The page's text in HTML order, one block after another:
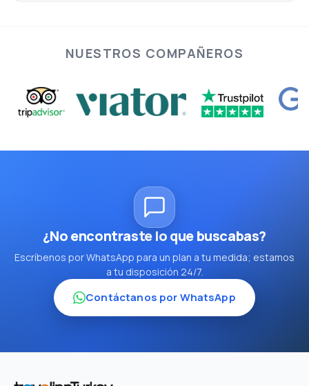
NUESTROS COMPAÑEROS
¿No encontraste lo que buscabas?
Escríbenos por WhatsApp para un plan a tu medida; estamos
a tu disposición 24/7.
Contáctanos por WhatsApp